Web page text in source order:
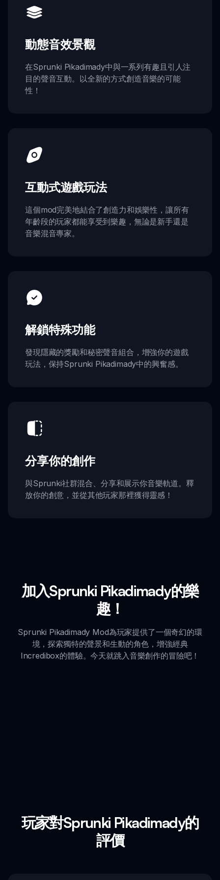
動態音效景觀
在Sprunki Pikadimady中與一系列有趣且引人注
目的聲音互動。以全新的方式創造音樂的可能
性！
互動式遊戲玩法
這個mod完美地結合了創造力和娛樂性，讓所有
年齡段的玩家都能享受到樂趣，無論是新手還是
音樂混音專家。
解鎖特殊功能
發現隱藏的獎勵和秘密聲音組合，增強你的遊戲
玩法，保持Sprunki Pikadimady中的興奮感。
分享你的創作
與Sprunki社群混合、分享和展示你音樂軌道。釋
放你的創意，並從其他玩家那裡獲得靈感！
加入Sprunki Pikadimady的樂
趣！
Sprunki Pikadimady Mod為玩家提供了一個奇幻的環
境，探索獨特的聲景和生動的角色，增強經典
Incredibox的體驗。今天就跳入音樂創作的冒險吧！
玩家對Sprunki Pikadimady的
評價